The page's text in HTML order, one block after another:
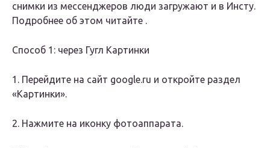
снимки из мессенджеров люди загружают и в Инсту.
Подробнее об этом читайте .
Способ 1: через Гугл Картинки
1. Перейдите на сайт google.ru и откройте раздел
«Картинки».
2. Нажмите на иконку фотоаппарата.